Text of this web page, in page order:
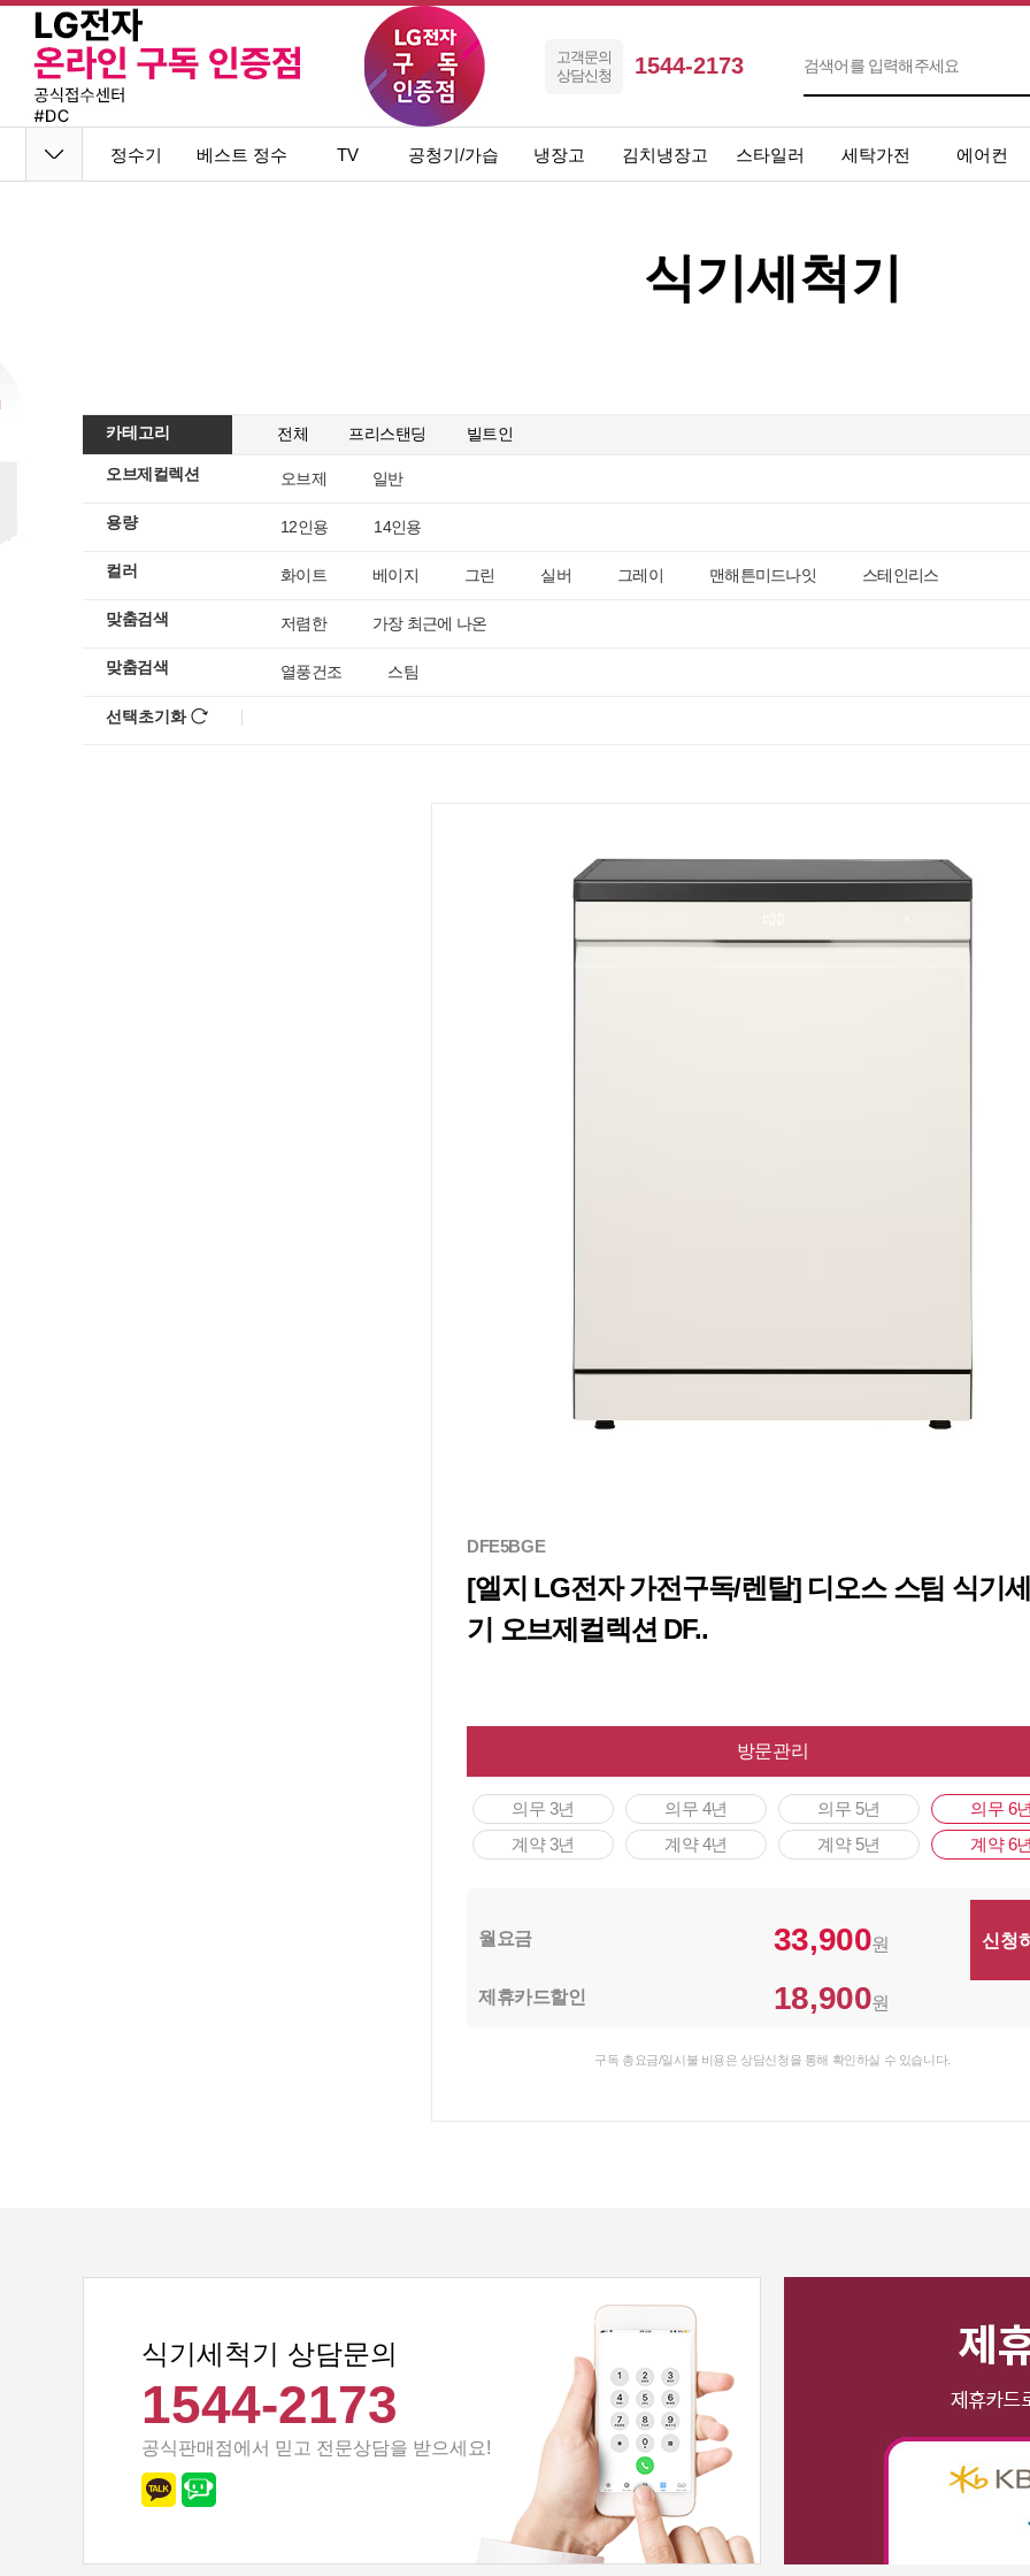
1544-2173
고객문의
상담신청
정수기 베스트 정수 TV 공청기/가습 냉장고 김치냉장고 스타일러 세탁가전 에어컨
식기세척기
카테고리 전체 프리스탠딩 빌트인
오브제컬렉션 오브제 일반
용량 12인용 14인용
컬러 화이트 베이지 그린 실버 그레이 맨해튼미드나잇 스테인리스
맞춤검색 저렴한 가장 최근에 나온
맞춤검색 열풍건조 스팀
선택초기화
DFE5BGE
[엘지 LG전자 가전구독/렌탈] 디오스 스팀 식기
기 오브제컬렉션 DF..
방문관리
의무 3년
계약 3년
의무 4년
계약 4년
의무 5년
계약 5년
의무 6년
계약 6년
월요금 33,900원
제휴카드할인 18,900원
구독 총요금/일시불 비용은 상담신청을 통해 확인하실 수 있습니다.
식기세척기 상담문의
1544-2173
공식판매점에서 믿고 전문상담을 받으세요!